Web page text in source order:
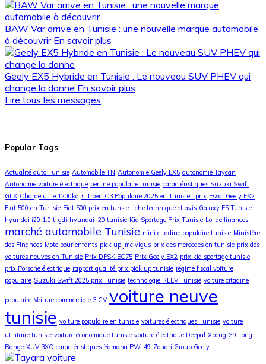
BAW Var arrive en Tunisie : une nouvelle marque automobile
à découvrir En savoir plus
Geely EX5 Hybride en Tunisie : Le nouveau SUV PHEV qui
change la donne En savoir plus
Lire tous les messages
Popular Tags
Actualité auto Tunisie Automobile TN Autonomie Geely EX5 autonomie Taycan
Autonomie voiture électrique berline populaire tunisie caractéristiques Suzuki Swift
GLX Charge utile 1200kg Citroën C3 Populaire 2025 en Tunisie : prix Essai Geely EX2
Fiat 500 en Tunisie Fiat 500 prix en tunsie fiche technique et avis Galaxy E5 Tunisie
hyundai i20 1.0 t-gdi hyundai i20 tunisie Kia Sportage Prix Tunisie Loi de finances
marché automobile Tunisie mini citadine populaire tunisie Ministère
des Finances Moto pour enfants pick up jmc vigus prix des mercedes en tunisie prix des
voitures neuves en Tunisie Prix DFSK EC75 Prix Geely EX2 prix kia sportage tunisie
prix Porsche électrique rapport qualité prix pick up tunisie régime fiscal voiture
populaire Suzuki Swift 2025 prix Tunisie technologie REEV Tunisie voiture citadine
populaire Voiture commerciale 3 CV voiture neuve
tunisie voiture populaire en tunisie voitures électriques Tunisie voiture
utilitaire tunisie voiture économique tunisie voiture électrique Deepal Xpeng G9 Long
Range XUV 3XO caractéristiques Yamaha PW-49 Zouari Group Geely